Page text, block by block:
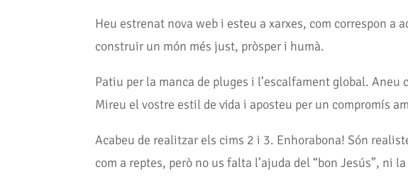
Heu estrenat nova web i esteu a xarxes, com correspon
construir un món més just, pròsper i humà.
Patiu per la manca de pluges i l’escalfament global.
Mireu el vostre estil de vida i aposteu per un compromís
Acabeu de realitzar els cims 2 i 3. Enhorabona! Són
com a reptes, però no us falta l’ajuda del “bon Jesús”, ni